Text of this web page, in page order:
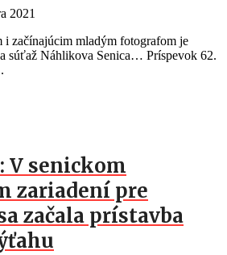
2021
i začínajúcim mladým fotografom je
súťaž Náhlikova Senica… Príspevok 62.
V senickom
zariadení pre
začala prístavba